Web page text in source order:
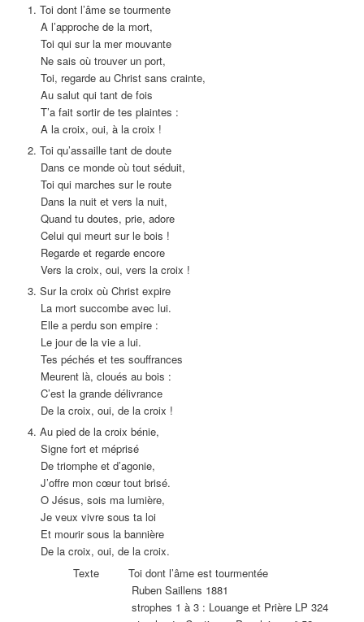
1. Toi dont l’âme se tourmente
A l’approche de la mort,
Toi qui sur la mer mouvante
Ne sais où trouver un port,
Toi, regarde au Christ sans crainte,
Au salut qui tant de fois
T’a fait sortir de tes plaintes :
A la croix, oui, à la croix !
2. Toi qu’assaille tant de doute
Dans ce monde où tout séduit,
Toi qui marches sur le route
Dans la nuit et vers la nuit,
Quand tu doutes, prie, adore
Celui qui meurt sur le bois !
Regarde et regarde encore
Vers la croix, oui, vers la croix !
3. Sur la croix où Christ expire
La mort succombe avec lui.
Elle a perdu son empire :
Le jour de la vie a lui.
Tes péchés et tes souffrances
Meurent là, cloués au bois :
C’est la grande délivrance
De la croix, oui, de la croix !
4. Au pied de la croix bénie,
Signe fort et méprisé
De triomphe et d’agonie,
J’offre mon cœur tout brisé.
O Jésus, sois ma lumière,
Je veux vivre sous ta loi
Et mourir sous la bannière
De la croix, oui, de la croix.
Texte Toi dont l’âme est tourmentée
Ruben Saillens 1881
strophes 1 à 3 : Louange et Prière LP 324